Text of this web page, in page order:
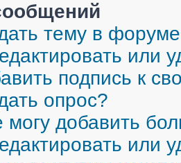
тему в
или
подпись к
опрос?
добавить
или